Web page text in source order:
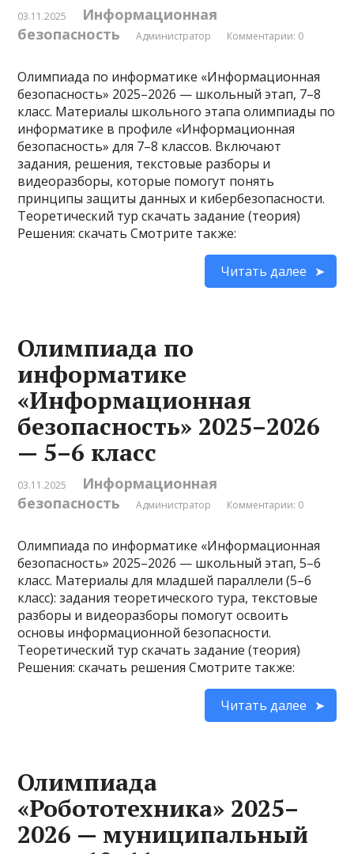
03.11.2025
Информационная
безопасность
Администратор Комментарии: 0
Олимпиада по информатике «Информационная
безопасность» 2025–2026 — школьный этап, 7–8
класс. Материалы школьного этапа олимпиады по
информатике в профиле «Информационная
безопасность» для 7–8 классов. Включают
задания, решения, текстовые разборы и
видеоразборы, которые помогут понять
принципы защиты данных и кибербезопасности.
Теоретический тур скачать задание (теория)
Решения: скачать Смотрите также:
Читать далее
Олимпиада по
информатике
«Информационная
безопасность» 2025–2026
— 5–6 класс
03.11.2025
Информационная
безопасность
Администратор Комментарии: 0
Олимпиада по информатике «Информационная
безопасность» 2025–2026 — школьный этап, 5–6
класс. Материалы для младшей параллели (5–6
класс): задания теоретического тура, текстовые
разборы и видеоразборы помогут освоить
основы информационной безопасности.
Теоретический тур скачать задание (теория)
Решения: скачать решения Смотрите также:
Читать далее
Олимпиада
«Робототехника» 2025–
2026 — муниципальный